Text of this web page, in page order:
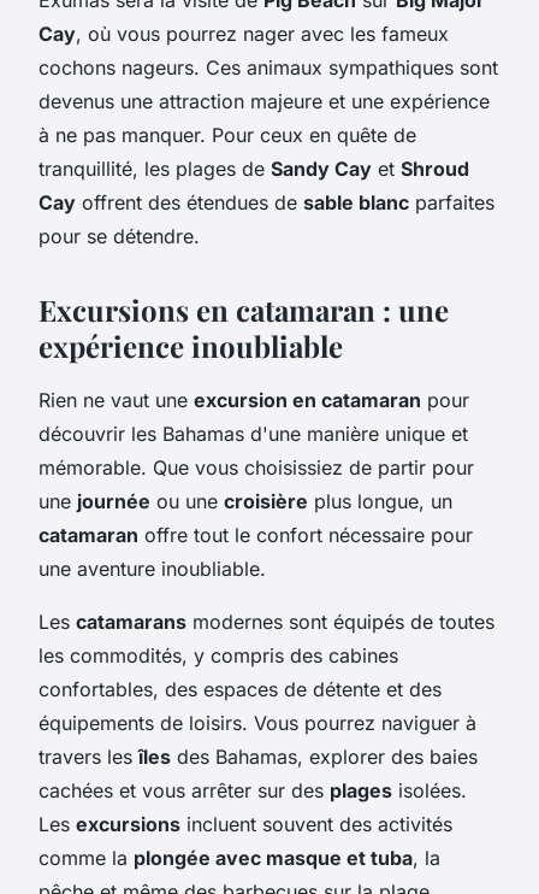
Cay, où vous pourrez nager avec les fameux
cochons nageurs. Ces animaux sympathiques sont
devenus une attraction majeure et une expérience
à ne pas manquer. Pour ceux en quête de
tranquillité, les plages de Sandy Cay et Shroud
Cay offrent des étendues de sable blanc parfaites
pour se détendre.
Excursions en catamaran : une
expérience inoubliable
Rien ne vaut une excursion en catamaran pour
découvrir les Bahamas d'une manière unique et
mémorable. Que vous choisissiez de partir pour
une journée ou une croisière plus longue, un
catamaran offre tout le confort nécessaire pour
une aventure inoubliable.
Les catamarans modernes sont équipés de toutes
les commodités, y compris des cabines
confortables, des espaces de détente et des
équipements de loisirs. Vous pourrez naviguer à
travers lesîles des Bahamas, explorer des baies
cachées et vous arrêter sur des plages isolées.
Les excursions incluent souvent des activités
comme la plongée avec masque et tuba, la